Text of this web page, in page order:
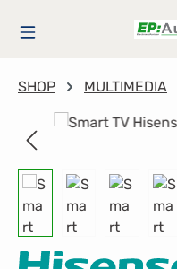
Passa al contenuto
SHOP MULTIMEDIA
Salta la galleria di